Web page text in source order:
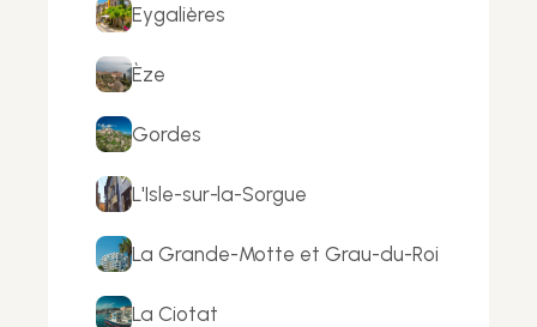
Eygalières
Èze
Gordes
L'Isle-sur-la-Sorgue
La Grande-Motte et Grau-du-Roi
La Ciotat